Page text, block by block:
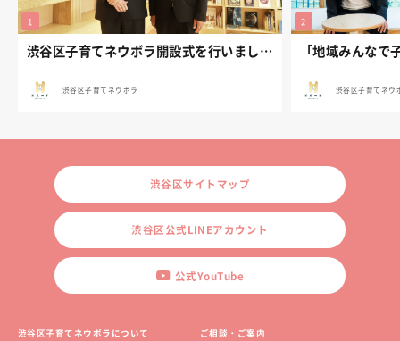
渋谷区子育てネウボラ開設式を行いました。
渋谷区子育てネウボラ 渋谷区子育てネウ
渋谷区サイトマップ
渋谷区公式LINEアカウント
公式YouTube
渋谷区子育てネウボラについて ご相談・ご案内